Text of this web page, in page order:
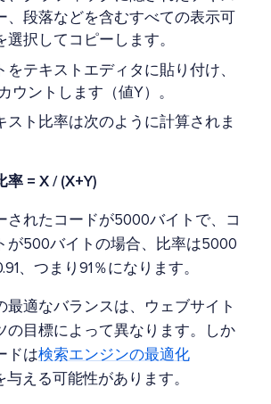
、段落などを含むすべての表示可
択してコピーします。
をテキストエディタに貼り付け、
ウントします（値Y）。
スト比率は次のように計算されま
率 = X / (X+Y)
されたコードが5000バイトで、コ
が500バイトの場合、比率は5000
、つまり91％になります。
最適なバランスは、ウェブサイト
の目標によって異なります。しか
ドは検索エンジンの最適化
与える可能性があります。